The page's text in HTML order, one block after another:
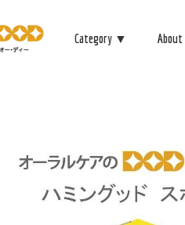
Category ▼ About